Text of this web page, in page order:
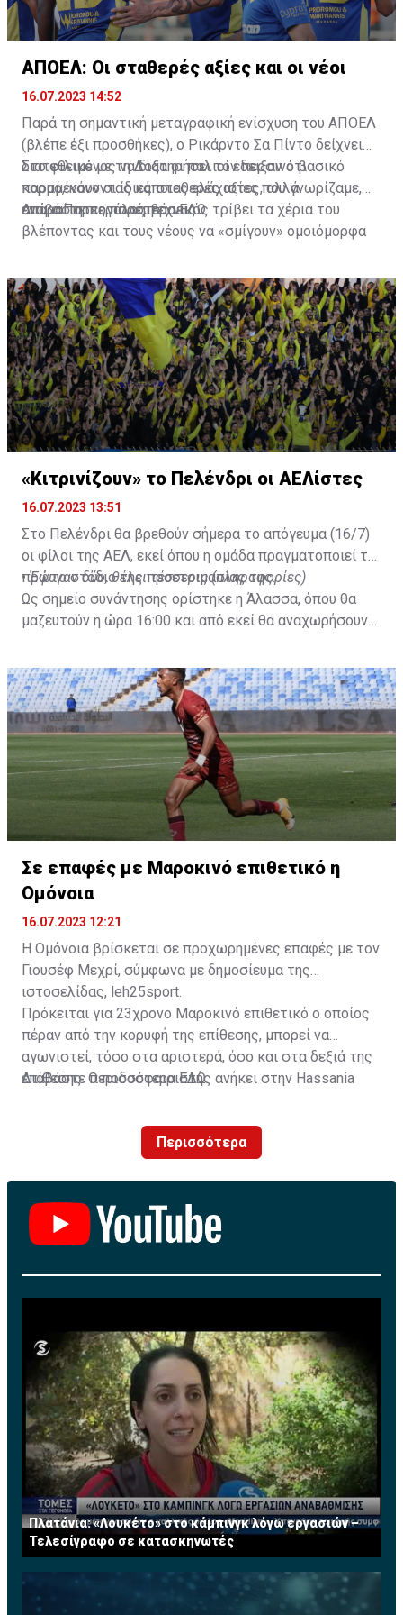
ΑΠΟΕΛ: Οι σταθερές αξίες και οι νέοι
16.07.2023 14:52
Παρά τη σημαντική μεταγραφική ενίσχυση του ΑΠΟΕΛ
(βλέπε έξι προσθήκες), ο Ρικάρντο Σα Πίντο δείχνει
διατεθειμένος να διατηρήσει τον περσινό βασικό
κορμό, κάνοντας κάποιες ελάχιστες, αλλά
απαραίτητες παρεμβάσεις.
Στο φιλικό με τη Δόξα οι παλιοί έδειξαν ότι
παραμένουν οι ίδιες σταθερές αξίες που γνωρίζαμε,
ενώ ο Πορτογάλος τεχνικός τρίβει τα χέρια του
βλέποντας και τους νέους να «σμίγουν» ομοιόμορφα
Διαβάστε περισσότεραΕΔΩ.
«Κιτρινίζουν» το Πελένδρι οι ΑΕΛίστες
16.07.2023 13:51
Στο Πελένδρι θα βρεθούν σήμερα το απόγευμα (16/7)
οι φίλοι της ΑΕΛ, εκεί όπου η ομάδα πραγματοποιεί το
πρώτο στάδιο της προετοιμασίας της.
•Έφυγαν δύο, θέλει τέσσερις (πληροφορίες)
Ως σημείο συνάντησης ορίστηκε η Άλασσα, όπου θα
μαζευτούν η ώρα 16:00 και από εκεί θα αναχωρήσουν
δώοσυν το παρών τους στην απογευματινή προπόνηση
της ομάδας.
Σε επαφές με Μαροκινό επιθετικό η
Ομόνοια
16.07.2023 12:21
Η Ομόνοια βρίσκεται σε προχωρημένες επαφές με τον
Γιουσέφ Μεχρί, σύμφωνα με δημοσίευμα της
ιστοσελίδας, leh25sport.
Πρόκειται για 23χρονο Μαροκινό επιθετικό ο οποίος
πέραν από την κορυφή της επίθεσης, μπορεί να
αγωνιστεί, τόσο στα αριστερά, όσο και στα δεξιά της
επίθεσης. Ο ποδοσφαιριστής ανήκει στην Hassania
Διαβάστε περισσότεραΕΔΩ.
Περισσότερα
Πλατάνια: «Λουκέτο» στο κάμπινγκ λόγω εργασιών –
Τελεσίγραφο σε κατασκηνωτές